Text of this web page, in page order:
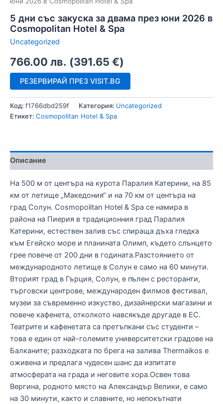
5 дни със закуска за двама през юни 2026 в
Cosmopolitan Hotel & Spa
Uncategorized
766.00 лв. (391.65 €)
РЕЗЕРВИРАЙ ПРЕЗ VISIT.BG
Код: f1766dbd259f Категория: Uncategorized
Етикет: Cosmopolitan Hotel & Spa
Описание
На 500 м от центъра на курота Паралия Катерини, на 85
км от летище „Македония“ и на 70 км от центъра на
град Солун. Cosmopolitan Hotel & Spa се намира в
района на Пиерия в традиционния град Паралия
Катерини, естествен залив със спираща дъха гледка
към Егейско море и планината Олимп, където слънцето
грее повече от 200 дни в годината.Разстоянието от
международното летище в Солун е само на 60 минути.
Вторият град в Гърция, Солун, е пълен с ресторанти,
търговски центрове, международен филмов фестивал,
музеи за съвременно изкуство, дизайнерски магазини и
повече кафенета, отколкото навсякъде другаде в ЕС.
Театрите и кафенетата са претъпкани със студенти –
това е един от най-големите университетски градове на
Балканите; разходката по брега на залива Thermaikos е
оживена и предлага чудесен шанс да изпитате
атмосферата на града и неговите хора.Освен това
Вергина, родното място на Александър Велики, е само
на 30 минути, както и славните, но непокътнати